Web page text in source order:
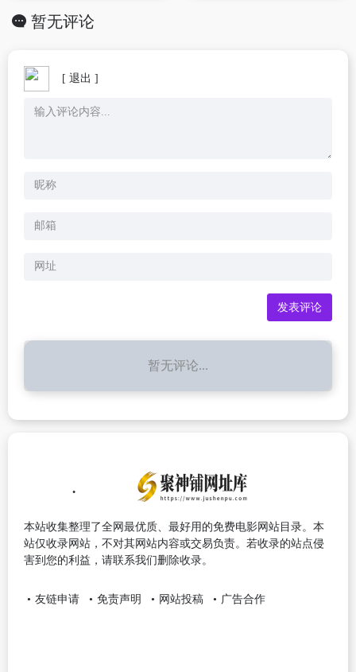
暂无评论
[ 退出 ]
暂无评论...
本站收集整理了全网最优质、最好用的免费电影网站目录。本
站仅收录网站，不对其网站内容或交易负责。若收录的站点侵
害到您的利益，请联系我们删除收录。
友链申请 免责声明 网站投稿 广告合作